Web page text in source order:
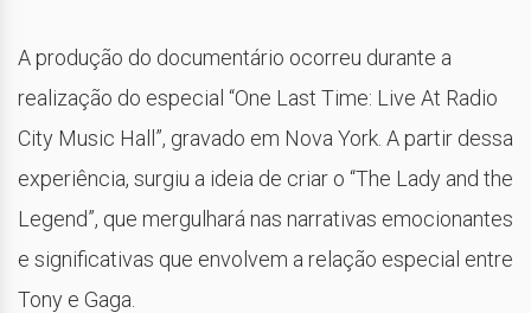
A produção do documentário ocorreu durante a
realização do especial “One Last Time: Live At Radio
City Music Hall”, gravado em Nova York. A partir dessa
experiência, surgiu a ideia de criar o “The Lady and the
Legend”, que mergulhará nas narrativas emocionantes
e significativas que envolvem a relação especial entre
Tony e Gaga.